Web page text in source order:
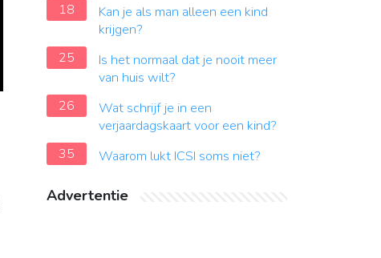
18
Kan je als man alleen een kind
krijgen?
25
Is het normaal dat je nooit meer
van huis wilt?
26
Wat schrijf je in een
verjaardagskaart voor een kind?
35
Waarom lukt ICSI soms niet?
Advertentie